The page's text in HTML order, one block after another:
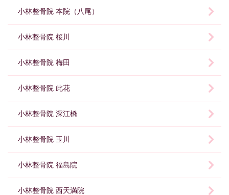
小林整骨院 本院（八尾）
小林整骨院 桜川
小林整骨院 梅田
小林整骨院 此花
小林整骨院 深江橋
小林整骨院 玉川
小林整骨院 福島院
小林整骨院 西天満院